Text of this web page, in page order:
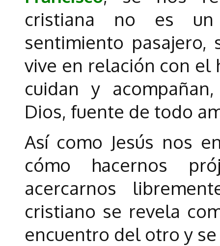
cristiana no es
sentimiento pasajero,
vive en relación con el
cuidan y
Dios, fuente de todo
Así como Jesús nos
cómo hacernos
acercarnos
cristiano se revela
encuentro del otro y